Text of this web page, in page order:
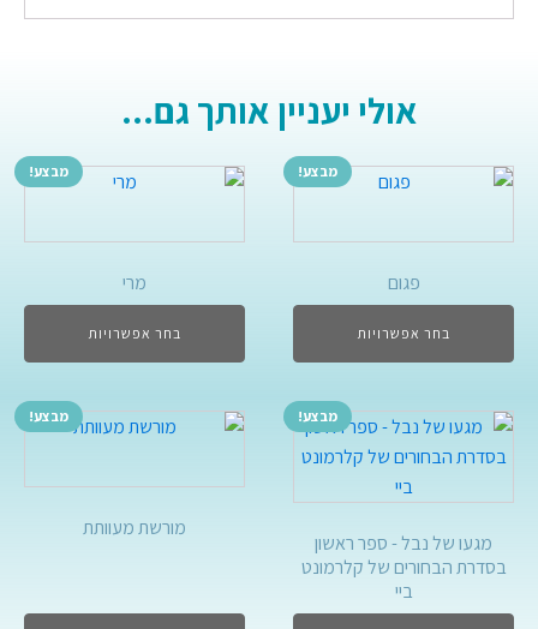
אולי יעניין אותך גם...
מבצע!
פגום
בחר אפשרויות
מבצע!
מרי
בחר אפשרויות
מבצע!
מגעו של נבל - ספר ראשון
בסדרת הבחורים של קלרמונט
ביי
מבצע!
מורשת מעוותת